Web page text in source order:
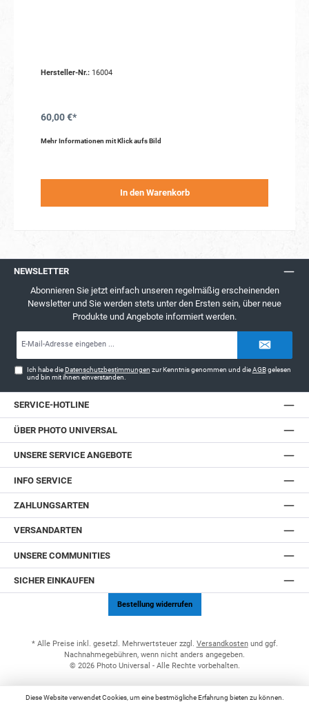
Hersteller-Nr.:16004
60,00 €*
Mehr Informationen mit Klick aufs Bild
In den Warenkorb
NEWSLETTER
Abonnieren Sie jetzt einfach unseren regelmäßig erscheinenden
Newsletter und Sie werden stets unter den Ersten sein, über neue
Produkte und Angebote informiert werden.
Ich habe dieDatenschutzbestimmungen zur Kenntnis genommen und dieAGBgelesen
und bin mit ihnen einverstanden.
SERVICE-HOTLINE
ÜBER PHOTO UNIVERSAL
UNSERE SERVICE ANGEBOTE
INFO SERVICE
ZAHLUNGSARTEN
VERSANDARTEN
UNSERE COMMUNITIES
SICHER EINKAUFEN
Bestellung widerrufen
* Alle Preise inkl. gesetzl. Mehrwertsteuer zzgl. Versandkostenund ggf.
Nachnahmegebühren, wenn nicht anders angegeben.
© 2026 Photo Universal - Alle Rechte vorbehalten.
Diese Website verwendet Cookies, um eine bestmögliche Erfahrung bieten zu können.